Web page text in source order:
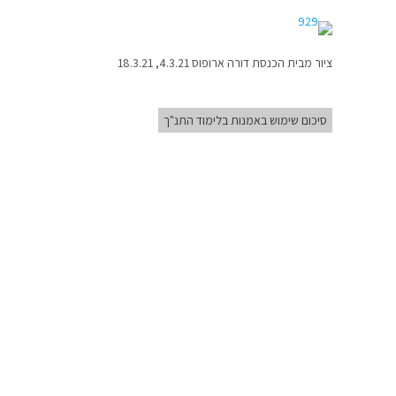
ציור מבית הכנסת דורה ארופוס 4.3.21, 18.3.21
סיכום שימוש באמנות בלימוד התנ"ך